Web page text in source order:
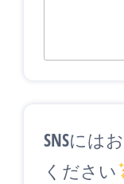
SNSには
ください